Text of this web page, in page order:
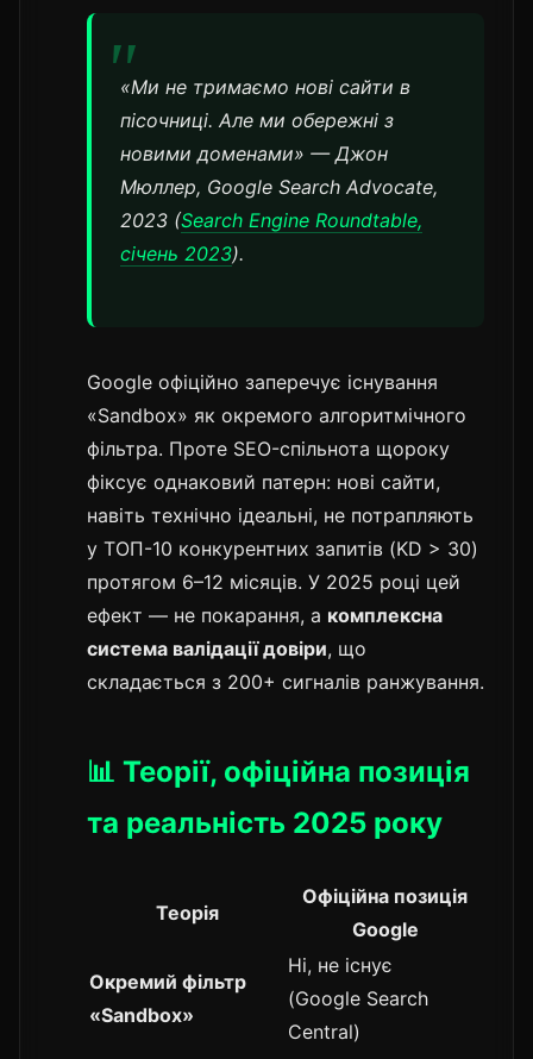
«Ми не тримаємо нові сайти в
пісочниці. Але ми обережні з
новими доменами» — Джон
Мюллер, Google Search Advocate,
2023 (Search Engine Roundtable,
січень 2023).
Google офіційно заперечує існування
«Sandbox» як окремого алгоритмічного
фільтра. Проте SEO-спільнота щороку
фіксує однаковий патерн: нові сайти,
навіть технічно ідеальні, не потрапляють
у ТОП-10 конкурентних запитів (KD > 30)
протягом 6–12 місяців. У 2025 році цей
ефект — не покарання, а комплексна
система валідації довіри, що
складається з 200+ сигналів ранжування.
📊 Теорії, офіційна позиція
та реальність 2025 року
Теорія
Офіційна позиція
Google
Окремий фільтр
«Sandbox»
Ні, не існує
(Google Search
Central)